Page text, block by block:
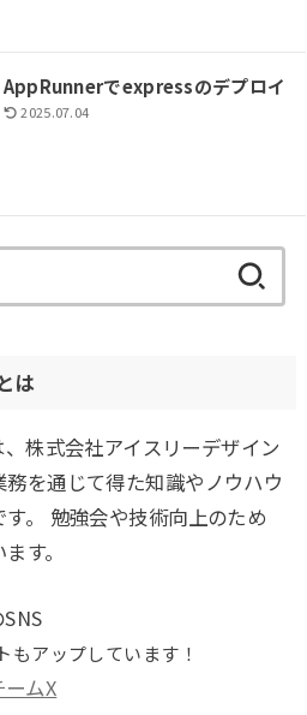
AppRunnerでexpressのデプロイ
2025.07.04
索:
は
株式会社アイスリーデザイン
を通じて得た知識やノウハウ
。 勉強会や技術向上のため
す。
もアップしています！
ムX